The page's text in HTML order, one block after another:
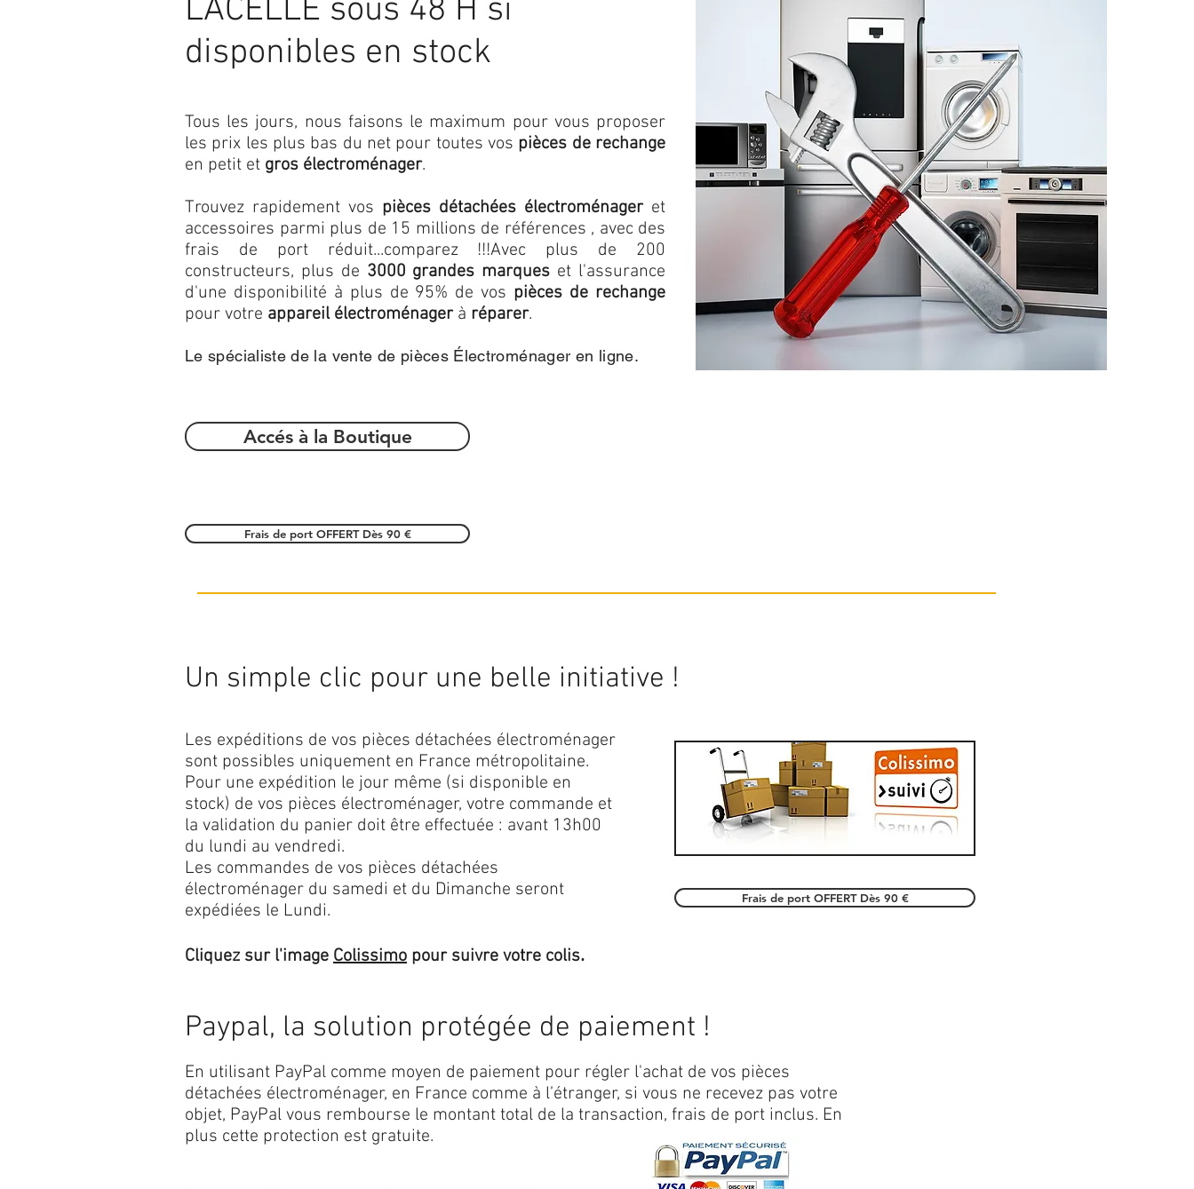
LACELLE sous 48 H si
disponibles en stock
Accés à la Boutique
Tous les jours, nous faisons le maximum pour vous proposer
les prix les plus bas du net pour toutes vos pièces de rechange
en petit et gros électroménager.
Trouvez rapidement vos pièces détachées électroménageret
accessoires parmi plus de 15 millions de références , avec des
frais de port réduit...comparez !!!Avec plus de 200
constructeurs, plus de 3000 grandes marques et l'assurance
d'une disponibilité à plus de 95% de vos pièces de rechange
pour votre appareil électroménagerà réparer.
Le spécialiste de la vente de pièces Électroménager en ligne.
Frais de port OFFERT Dès 90 €
Un simple clic pour une belle initiative !
Les expéditions de vos pièces détachées électroménager
sont possibles uniquement en France métropolitaine.
Pour une expédition le jour même (si disponible en
stock) de vos pièces électroménager, votre commande et
la validation du panier doit être effectuée : avant 13h00
du lundi au vendredi.
Les commandes de vos pièces détachées
électroménager du samedi et du Dimanche seront
expédiées le Lundi.
Cliquez sur l'image Colissimo pour suivre votre colis.
Frais de port OFFERT Dès 90 €
Paypal, la solution protégée de paiement !
En utilisant PayPal comme moyen de paiement pour régler l'achat de vos pièces
détachées électroménager, en France comme à l’étranger, si vous ne recevez pas votre
objet, PayPal vous rembourse le montant total de la transaction, frais de port inclus. En
plus cette protection est gratuite.